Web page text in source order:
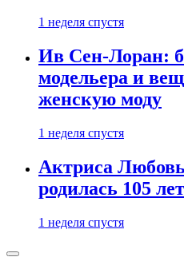
1 неделя спустя
Ив Сен-Лоран:
модельера и
женскую моду
1 неделя спустя
Актриса
родилась 105
1 неделя спустя